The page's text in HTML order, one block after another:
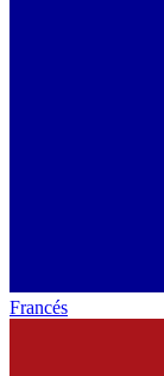
Francés